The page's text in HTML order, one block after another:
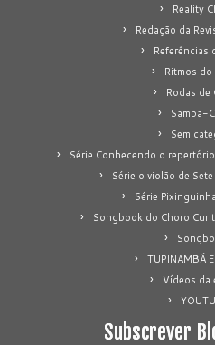
Reality
Redação da
Referências
Ritmos do
Rodas de
Samba-
Sem
Série Conhecendo o
Série o violão de
Série
Songbook do Choro
TUPINAMBÁ
Vídeos da
Subscrever